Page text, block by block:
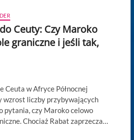
Ceuty: Czy Maroko
graniczne i jeśli tak,
Ceuta w Afryce Północnej
wzrost liczby przybywających
pytania, czy Maroko celowo
Chociaż Rabat zaprzecza…